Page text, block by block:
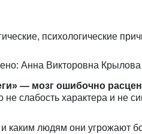
психологические
Анна Викторовна Крылова
— мозг ошибочно
не слабость характера и не
каким людям они угрожают